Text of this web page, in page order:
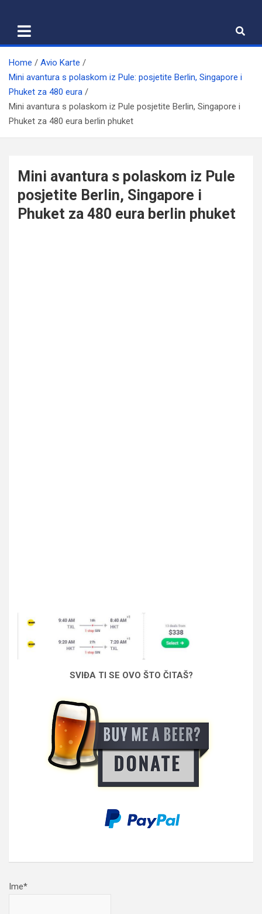
content
Home
Avio Karte
Mini avantura s polaskom iz Pule: posjetite Berlin, Singapore i
Phuket za 480 eura
Mini avantura s polaskom iz Pule posjetite Berlin, Singapore i
Phuket za 480 eura berlin phuket
Mini avantura s polaskom iz Pule
posjetite Berlin, Singapore i
Phuket za 480 eura berlin phuket
SVIĐA TI SE OVO ŠTO ČITAŠ?
Ime*